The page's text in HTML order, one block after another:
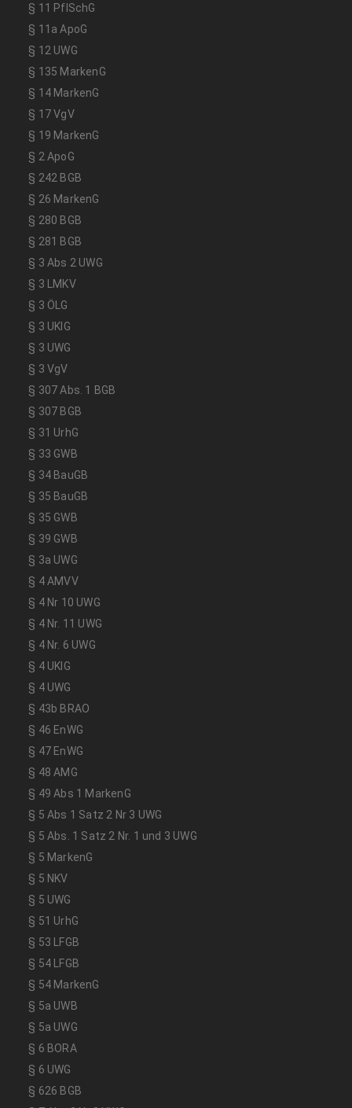
§ 11 PflSchG
§ 11a ApoG
§ 12 UWG
§ 135 MarkenG
§ 14 MarkenG
§ 17 VgV
§ 19 MarkenG
§ 2 ApoG
§ 242 BGB
§ 26 MarkenG
§ 280 BGB
§ 281 BGB
§ 3 Abs 2 UWG
§ 3 LMKV
§ 3 ÖLG
§ 3 UKlG
§ 3 UWG
§ 3 VgV
§ 307 Abs. 1 BGB
§ 307 BGB
§ 31 UrhG
§ 33 GWB
§ 34 BauGB
§ 35 BauGB
§ 35 GWB
§ 39 GWB
§ 3a UWG
§ 4 AMVV
§ 4 Nr 10 UWG
§ 4 Nr. 11 UWG
§ 4 Nr. 6 UWG
§ 4 UKlG
§ 4 UWG
§ 43b BRAO
§ 46 EnWG
§ 47 EnWG
§ 48 AMG
§ 49 Abs 1 MarkenG
§ 5 Abs 1 Satz 2 Nr 3 UWG
§ 5 Abs. 1 Satz 2 Nr. 1 und 3 UWG
§ 5 MarkenG
§ 5 NKV
§ 5 UWG
§ 51 UrhG
§ 53 LFGB
§ 54 LFGB
§ 54 MarkenG
§ 5a UWB
§ 5a UWG
§ 6 BORA
§ 6 UWG
§ 626 BGB